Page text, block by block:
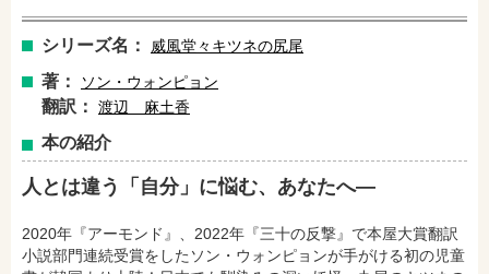
シリーズ名： 威風堂々キツネの尻尾
著： ソン・ウォンピョン
翻訳： 渡辺 麻土香
本の紹介
人とは違う「自分」に悩む、あなたへ―
2020年『アーモンド』、2022年『三十の反撃』で本屋大賞翻訳
小説部門連続受賞をしたソン・ウォンピョンが手がける初の児童